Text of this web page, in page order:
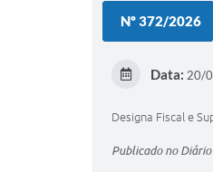
Nº 372/2026
Data: 20/
Designa Fiscal e
Publicado no